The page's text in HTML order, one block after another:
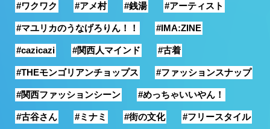
#ワクワク #アメ村 #銭湯 #アーティスト
#マユリカのうなげろりん！！ #IMA:ZINE
#cazicazi #関西人マインド #古着
#THEモンゴリアンチョップス #ファッションスナップ
#関西ファッションシーン #めっちゃいいやん！
#古谷さん #ミナミ #街の文化 #フリースタイル